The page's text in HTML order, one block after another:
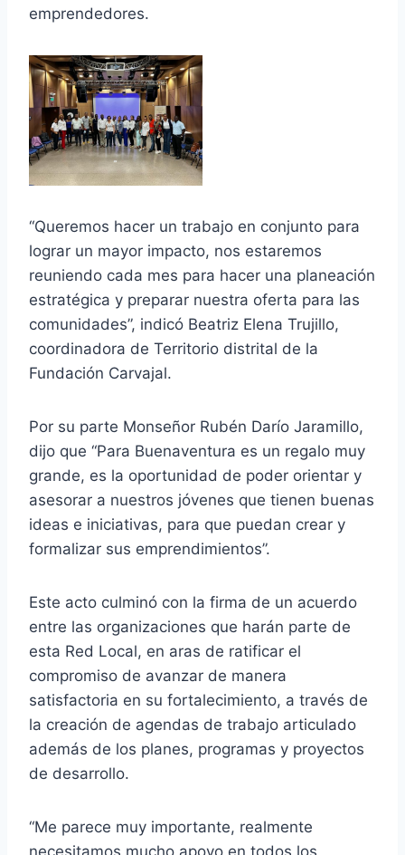
emprendedores.
“Queremos hacer un trabajo en conjunto para
lograr un mayor impacto, nos estaremos
reuniendo cada mes para hacer una planeación
estratégica y preparar nuestra oferta para las
comunidades”, indicó Beatriz Elena Trujillo,
coordinadora de Territorio distrital de la
Fundación Carvajal.
Por su parte Monseñor Rubén Darío Jaramillo,
dijo que “Para Buenaventura es un regalo muy
grande, es la oportunidad de poder orientar y
asesorar a nuestros jóvenes que tienen buenas
ideas e iniciativas, para que puedan crear y
formalizar sus emprendimientos”.
Este acto culminó con la firma de un acuerdo
entre las organizaciones que harán parte de
esta Red Local, en aras de ratificar el
compromiso de avanzar de manera
satisfactoria en su fortalecimiento, a través de
la creación de agendas de trabajo articulado
además de los planes, programas y proyectos
de desarrollo.
“Me parece muy importante, realmente